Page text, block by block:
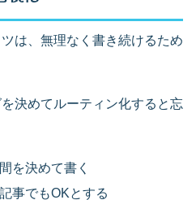
は、無理なく書き続けるため
決めてルーティン化すると忘
を決めて書く
事でもOKとする